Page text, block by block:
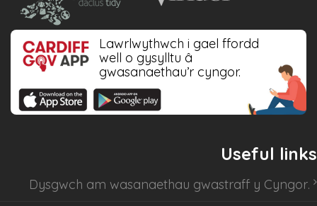
Lawrlwythwch i gael ffordd
well o gysylltu â
gwasanaethau’r cyngor.
Useful links
Dysgwch am wasanaethau gwastraff y Cyngor.